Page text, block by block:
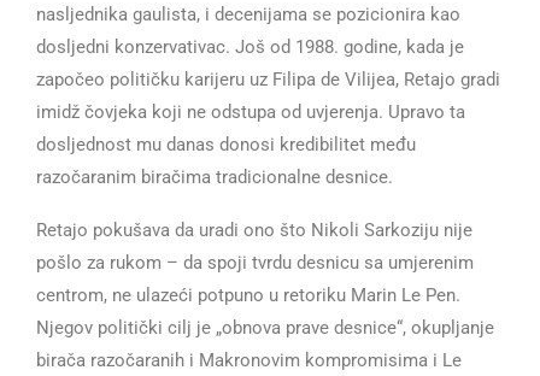
nasljednika gaulista, i decenijama se pozicionira kao
dosljedni konzervativac. Još od 1988. godine, kada je
započeo političku karijeru uz Filipa de Vilijea, Retajo gradi
imidž čovjeka koji ne odstupa od uvjerenja. Upravo ta
dosljednost mu danas donosi kredibilitet među
razočaranim biračima tradicionalne desnice.
Retajo pokušava da uradi ono što Nikoli Sarkoziju nije
pošlo za rukom – da spoji tvrdu desnicu sa umjerenim
centrom, ne ulazeći potpuno u retoriku Marin Le Pen.
Njegov politički cilj je „obnova prave desnice“, okupljanje
birača razočaranih i Makronovim kompromisima i Le